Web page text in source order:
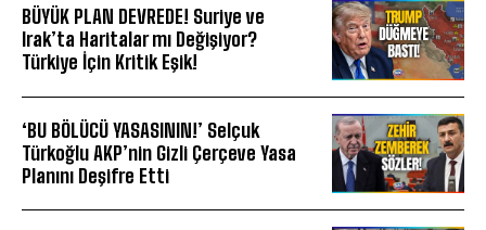
BÜYÜK PLAN DEVREDE! Suriye ve
Irak’ta Haritalar mı Değişiyor?
Türkiye İçin Kritik Eşik!
‘BU BÖLÜCÜ YASASININ!’ Selçuk
Türkoğlu AKP’nin Gizli Çerçeve Yasa
Planını Deşifre Etti